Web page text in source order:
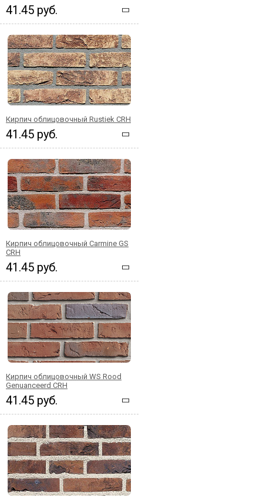
41.45 руб.
Кирпич облицовочный Rustiek CRH
41.45 руб.
Кирпич облицовочный Carmine GS
CRH
41.45 руб.
Кирпич облицовочный WS Rood
Genuanceerd CRH
41.45 руб.